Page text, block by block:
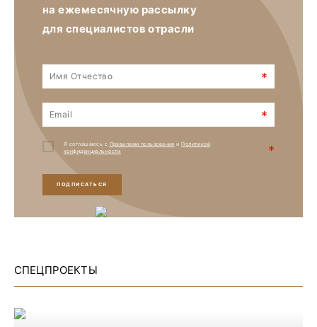
на ежемесячную рассылку
для специалистов отрасли
*
*
Я соглашаюсь с Правилами пользования иПолитикой
конфиденциальности
*
ПОДПИСАТЬСЯ
СПЕЦПРОЕКТЫ